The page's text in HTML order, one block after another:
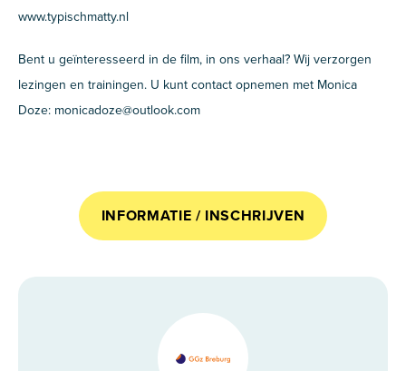
www.typischmatty.nl
Bent u geïnteresseerd in de film, in ons verhaal? Wij verzorgen
lezingen en trainingen. U kunt contact opnemen met Monica
Doze: monicadoze@outlook.com
INFORMATIE / INSCHRIJVEN